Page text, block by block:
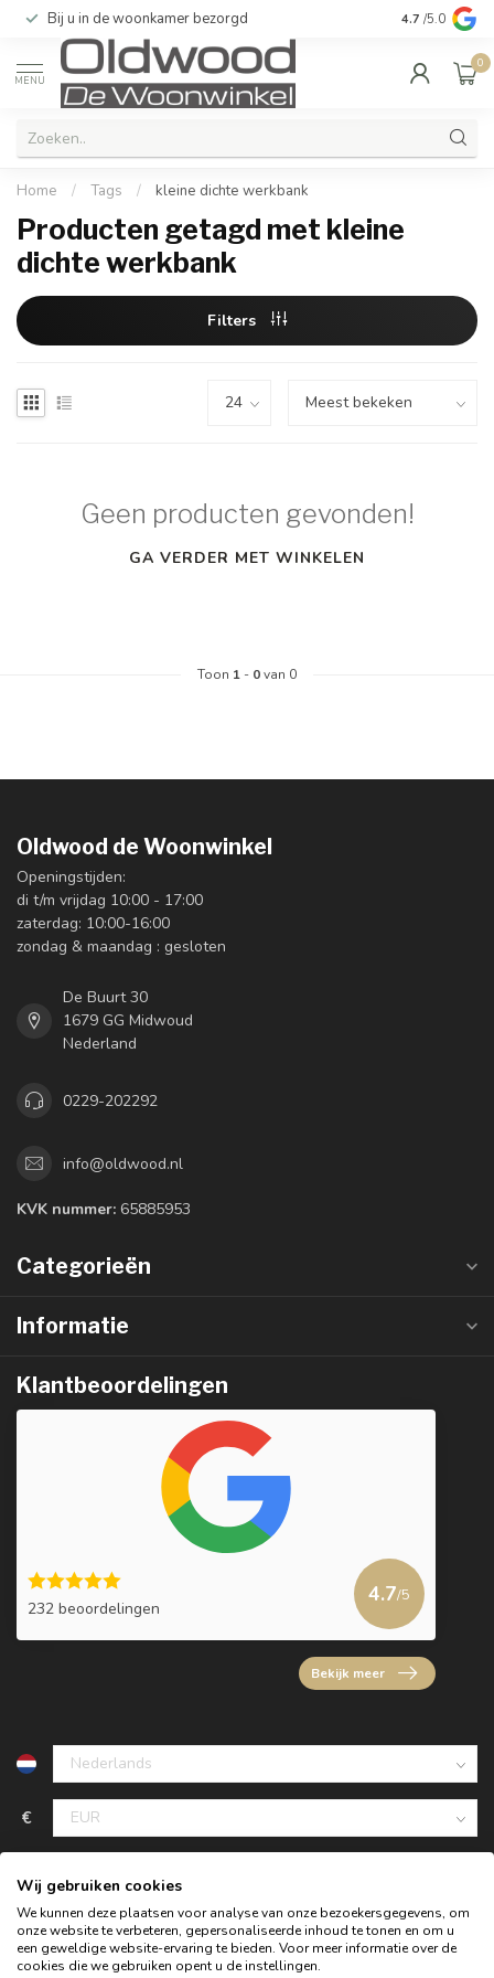
Bij u in de woonkamer bezorgd Kwaliteit &
4.7 /5.0
MENU
0
Home / Tags / kleine dichte werkbank
Producten getagd met kleine
dichte werkbank
Filters
Geen producten gevonden!
GA VERDER MET WINKELEN
Toon 1 - 0van 0
Oldwood de Woonwinkel
Openingstijden:
di t/m vrijdag 10:00 - 17:00
zaterdag: 10:00-16:00
zondag & maandag : gesloten
De Buurt 30
1679 GG Midwoud
Nederland
0229-202292
info@oldwood.nl
KVK nummer: 65885953
Categorieën
Informatie
Klantbeoordelingen
232 beoordelingen
4.7/5
Bekijk meer
€
Wij gebruiken cookies
We kunnen deze plaatsen voor analyse van onze bezoekersgegevens, om
onze website te verbeteren, gepersonaliseerde inhoud te tonen en om u
een geweldige website-ervaring te bieden. Voor meer informatie over de
cookies die we gebruiken opent u de instellingen.